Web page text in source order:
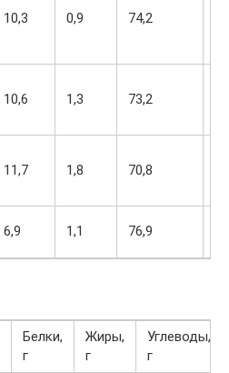
10,3 0,9 74,2
10,6 1,3 73,2
11,7 1,8 70,8
6,9 1,1 76,9
Белки,
г
Жиры,
г
Углеводы,
г